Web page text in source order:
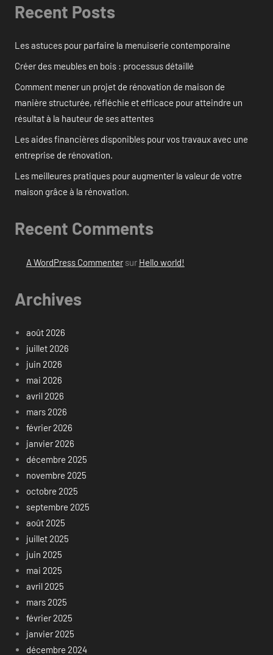
Recent Posts
Les astuces pour parfaire la menuiserie contemporaine
Créer des meubles en bois : processus détaillé
Comment mener un projet de rénovation de maison de
manière structurée, réfléchie et efficace pour atteindre un
résultat à la hauteur de ses attentes
Les aides financières disponibles pour vos travaux avec une
entreprise de rénovation.
Les meilleures pratiques pour augmenter la valeur de votre
maison grâce à la rénovation.
Recent Comments
A WordPress Commentersur Hello world!
Archives
août 2026
juillet 2026
juin 2026
mai 2026
avril 2026
mars 2026
février 2026
janvier 2026
décembre 2025
novembre 2025
octobre 2025
septembre 2025
août 2025
juillet 2025
juin 2025
mai 2025
avril 2025
mars 2025
février 2025
janvier 2025
décembre 2024